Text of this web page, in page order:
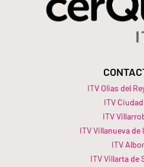
ITV Olias del
ITV
ITV
ITV Villanueva
ITV
ITV Villarta de